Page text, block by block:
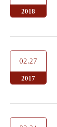
2018
02.27
2017